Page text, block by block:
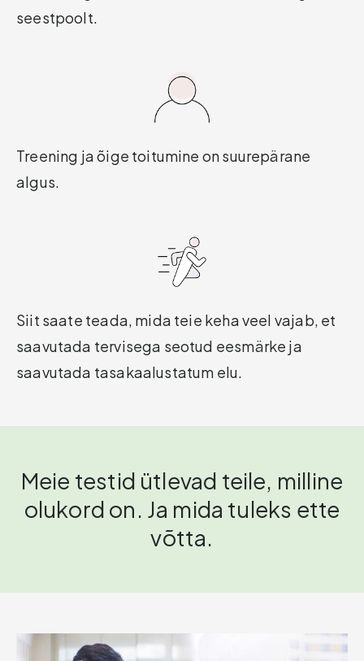
seestpoolt.
Treening ja õige toitumine on suurepärane
algus.
Siit saate teada, mida teie keha veel vajab, et
saavutada tervisega seotud eesmärke ja
saavutada tasakaalustatum elu.
Meie testid ütlevad teile, milline
olukord on. Ja mida tuleks ette
võtta.